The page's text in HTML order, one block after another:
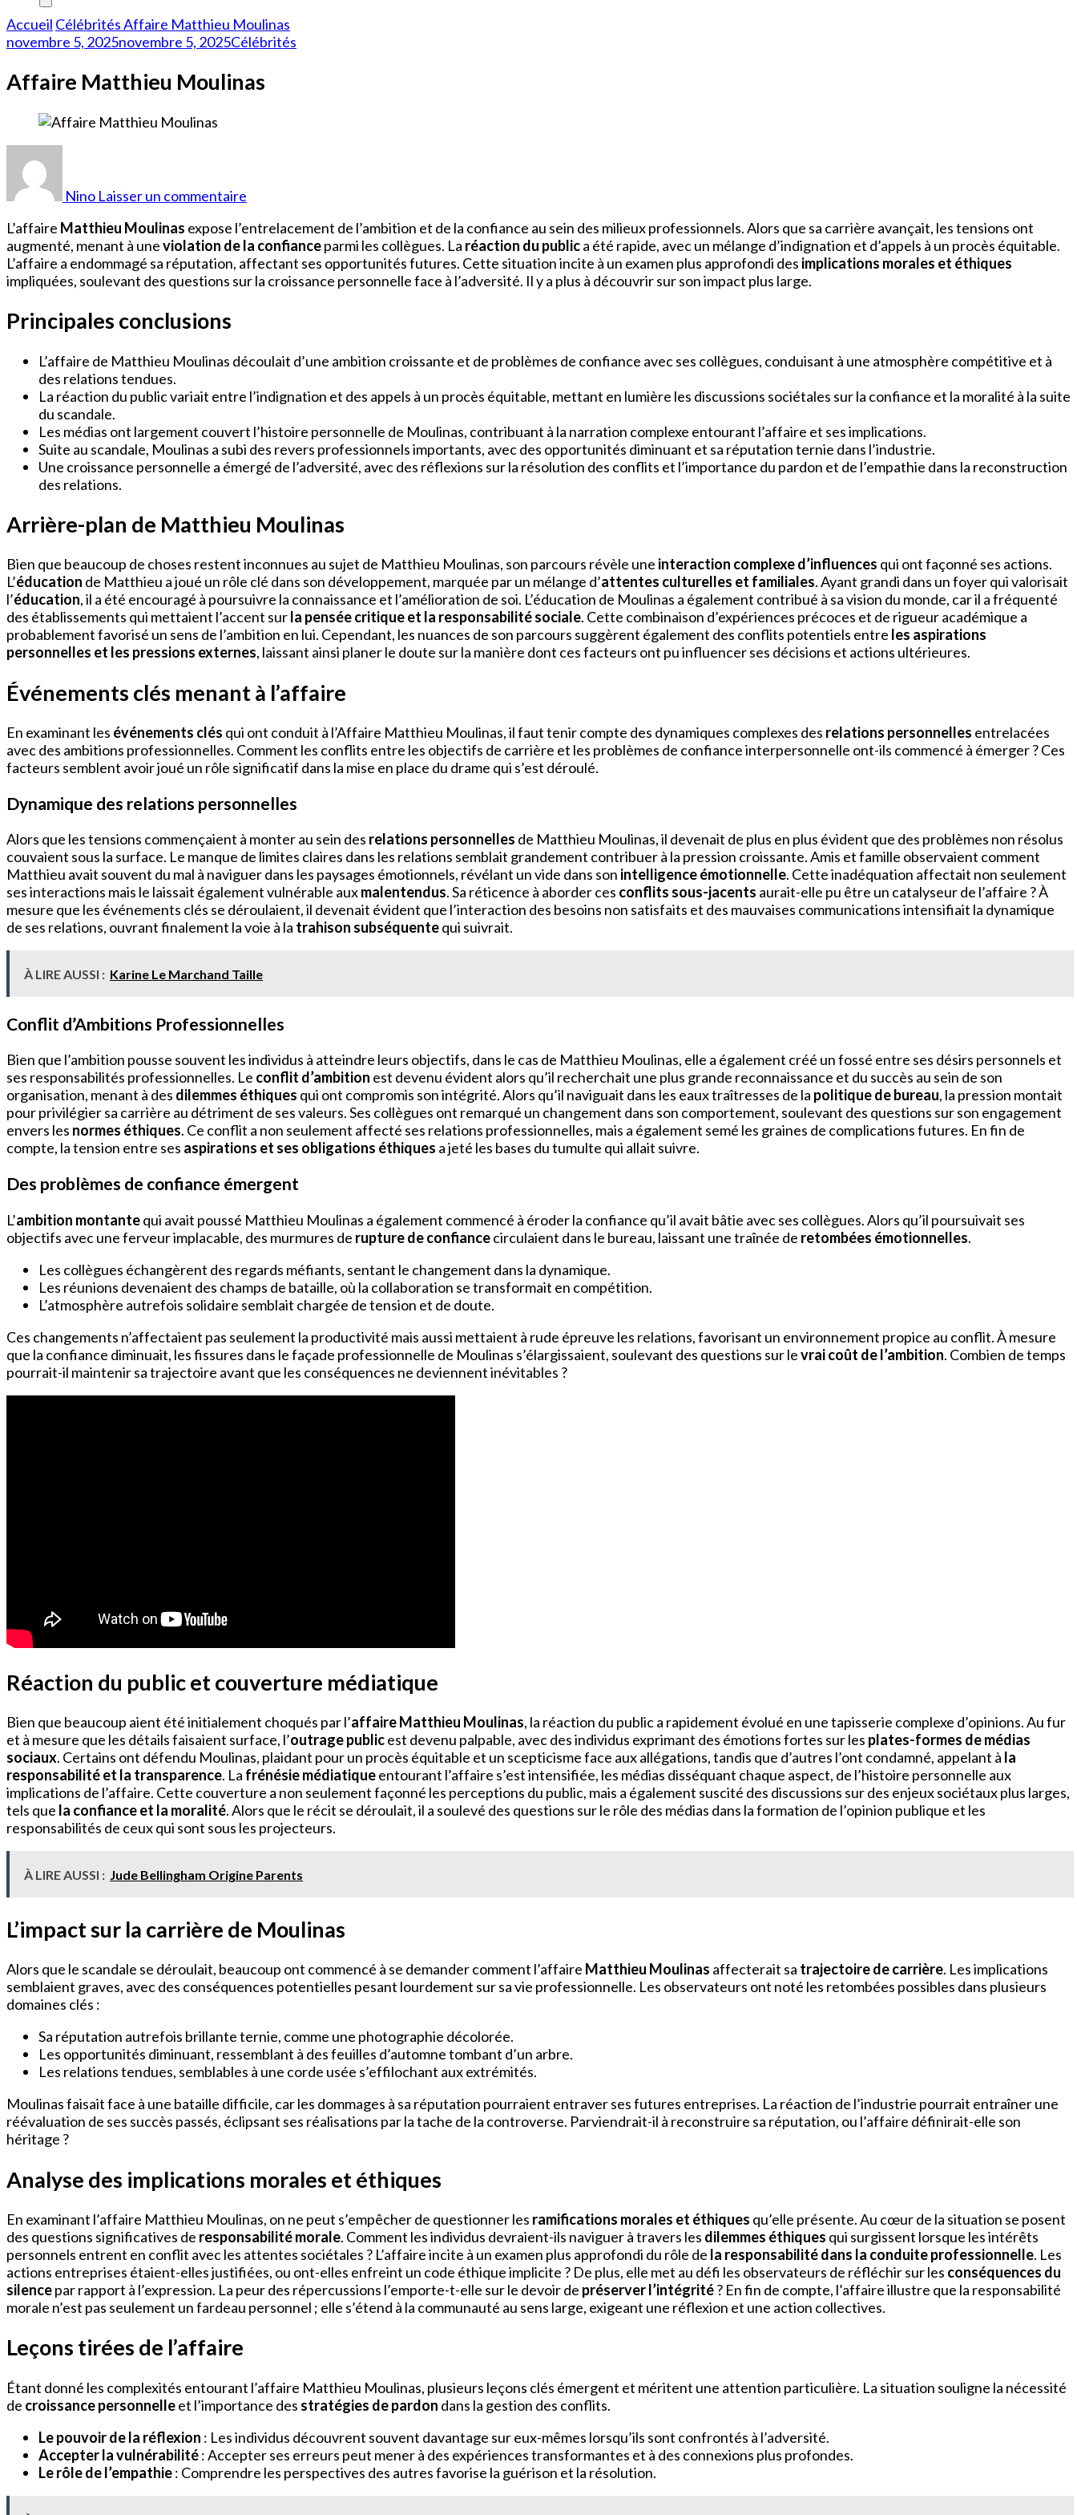
Accueil CélébritésAffaire Matthieu Moulinas
novembre 5, 2025novembre 5, 2025Célébrités
Affaire Matthieu Moulinas
Nino Laisser un commentaire
Moulinas
L’affaire Matthieu Moulinas expose l’entrelacement de l’ambition et de la confiance au sein des milieux professionnels. Alors que sa carrière avançait, les tensions ont
augmenté, menant à uneviolation de la confianceparmi les collègues. La réaction du publica été rapide, avec un mélange d’indignation et d’appels à un procès équitable.
L’affaire a endommagé sa réputation, affectant ses opportunités futures. Cette situation incite à un examen plus approfondi des implications morales et éthiques
impliquées, soulevant des questions sur la croissance personnelle face à l’adversité. Il y a plus à découvrir sur son impact plus large.
Principales conclusions
L’affaire de Matthieu Moulinas découlait d’une ambition croissante et de problèmes de confiance avec ses collègues, conduisant à une atmosphère compétitive et à
des relations tendues.
La réaction du public variait entre l’indignation et des appels à un procès équitable, mettant en lumière les discussions sociétales sur la confiance et la moralité à la suite
du scandale.
Les médias ont largement couvert l’histoire personnelle de Moulinas, contribuant à la narration complexe entourant l’affaire et ses implications.
Suite au scandale, Moulinas a subi des revers professionnels importants, avec des opportunités diminuant et sa réputation ternie dans l’industrie.
Une croissance personnelle a émergé de l’adversité, avec des réflexions sur la résolution des conflits et l’importance du pardon et de l’empathie dans la reconstruction
des relations.
Arrière-plan de Matthieu Moulinas
Bien que beaucoup de choses restent inconnues au sujet de Matthieu Moulinas, son parcours révèle une interaction complexe d’influences qui ont façonné ses actions.
L’éducation de Matthieu a joué un rôle clé dans son développement, marquée par un mélange d’attentes culturelles et familiales. Ayant grandi dans un foyer qui valorisait
l’éducation, il a été encouragé à poursuivre la connaissance et l’amélioration de soi. L’éducation de Moulinas a également contribué à sa vision du monde, car il a fréquenté
des établissements qui mettaient l’accent surla pensée critique et la responsabilité sociale. Cette combinaison d’expériences précoces et de rigueur académique a
probablement favorisé un sens de l’ambition en lui. Cependant, les nuances de son parcours suggèrent également des conflits potentiels entre les aspirations
personnelles et les pressions externes, laissant ainsi planer le doute sur la manière dont ces facteurs ont pu influencer ses décisions et actions ultérieures.
Événements clés menant à l’affaire
En examinant les événements clés qui ont conduit à l’Affaire Matthieu Moulinas, il faut tenir compte des dynamiques complexes des relations personnelles entrelacées
avec des ambitions professionnelles. Comment les conflits entre les objectifs de carrière et les problèmes de confiance interpersonnelle ont-ils commencé à émerger ? Ces
facteurs semblent avoir joué un rôle significatif dans la mise en place du drame qui s’est déroulé.
Dynamique des relations personnelles
Alors que les tensions commençaient à monter au sein des relations personnelles de Matthieu Moulinas, il devenait de plus en plus évident que des problèmes non résolus
couvaient sous la surface. Le manque de limites claires dans les relations semblait grandement contribuer à la pression croissante. Amis et famille observaient comment
Matthieu avait souvent du mal à naviguer dans les paysages émotionnels, révélant un vide dans son intelligence émotionnelle. Cette inadéquation affectait non seulement
ses interactions mais le laissait également vulnérable auxmalentendus. Sa réticence à aborder ces conflits sous-jacents aurait-elle pu être un catalyseur de l’affaire ? À
mesure que les événements clés se déroulaient, il devenait évident que l’interaction des besoins non satisfaits et des mauvaises communications intensifiait la dynamique
de ses relations, ouvrant finalement la voie à la trahison subséquentequi suivrait.
À LIRE AUSSI : Karine Le Marchand Taille
Conflit d’Ambitions Professionnelles
Bien que l’ambition pousse souvent les individus à atteindre leurs objectifs, dans le cas de Matthieu Moulinas, elle a également créé un fossé entre ses désirs personnels et
ses responsabilités professionnelles. Le conflit d’ambition est devenu évident alors qu’il recherchait une plus grande reconnaissance et du succès au sein de son
organisation, menant à des dilemmes éthiques qui ont compromis son intégrité. Alors qu’il naviguait dans les eaux traîtresses de la politique de bureau, la pression montait
pour privilégier sa carrière au détriment de ses valeurs. Ses collègues ont remarqué un changement dans son comportement, soulevant des questions sur son engagement
envers les normes éthiques. Ce conflit a non seulement affecté ses relations professionnelles, mais a également semé les graines de complications futures. En fin de
compte, la tension entre ses aspirations et ses obligations éthiques a jeté les bases du tumulte qui allait suivre.
Des problèmes de confiance émergent
L’ambition montantequi avait poussé Matthieu Moulinas a également commencé à éroder la confiance qu’il avait bâtie avec ses collègues. Alors qu’il poursuivait ses
objectifs avec une ferveur implacable, des murmures de rupture de confiancecirculaient dans le bureau, laissant une traînée de retombées émotionnelles.
Les collègues échangèrent des regards méfiants, sentant le changement dans la dynamique.
Les réunions devenaient des champs de bataille, où la collaboration se transformait en compétition.
L’atmosphère autrefois solidaire semblait chargée de tension et de doute.
Ces changements n’affectaient pas seulement la productivité mais aussi mettaient à rude épreuve les relations, favorisant un environnement propice au conflit. À mesure
que la confiance diminuait, les fissures dans le façade professionnelle de Moulinas s’élargissaient, soulevant des questions sur levrai coût de l’ambition. Combien de temps
pourrait-il maintenir sa trajectoire avant que les conséquences ne deviennent inévitables ?
Réaction du public et couverture médiatique
Bien que beaucoup aient été initialement choqués par l’affaire Matthieu Moulinas, la réaction du public a rapidement évolué en une tapisserie complexe d’opinions. Au fur
et à mesure que les détails faisaient surface, l’outrage publicest devenu palpable, avec des individus exprimant des émotions fortes sur les plates-formes de médias
sociaux. Certains ont défendu Moulinas, plaidant pour un procès équitable et un scepticisme face aux allégations, tandis que d’autres l’ont condamné, appelant à la
responsabilité et la transparence. La frénésie médiatiqueentourant l’affaire s’est intensifiée, les médias disséquant chaque aspect, de l’histoire personnelle aux
implications de l’affaire. Cette couverture a non seulement façonné les perceptions du public, mais a également suscité des discussions sur des enjeux sociétaux plus larges,
tels que la confiance et la moralité. Alors que le récit se déroulait, il a soulevé des questions sur le rôle des médias dans la formation de l’opinion publique et les
responsabilités de ceux qui sont sous les projecteurs.
À LIRE AUSSI : Jude Bellingham Origine Parents
L’impact sur la carrière de Moulinas
Alors que le scandale se déroulait, beaucoup ont commencé à se demander comment l’affaire Matthieu Moulinas affecterait sa trajectoire de carrière. Les implications
semblaient graves, avec des conséquences potentielles pesant lourdement sur sa vie professionnelle. Les observateurs ont noté les retombées possibles dans plusieurs
domaines clés :
Sa réputation autrefois brillante ternie, comme une photographie décolorée.
Les opportunités diminuant, ressemblant à des feuilles d’automne tombant d’un arbre.
Les relations tendues, semblables à une corde usée s’effilochant aux extrémités.
Moulinas faisait face à une bataille difficile, car les dommages à sa réputation pourraient entraver ses futures entreprises. La réaction de l’industrie pourrait entraîner une
réévaluation de ses succès passés, éclipsant ses réalisations par la tache de la controverse. Parviendrait-il à reconstruire sa réputation, ou l’affaire définirait-elle son
héritage ?
Analyse des implications morales et éthiques
En examinant l’affaire Matthieu Moulinas, on ne peut s’empêcher de questionner les ramifications morales et éthiques qu’elle présente. Au cœur de la situation se posent
des questions significatives de responsabilité morale. Comment les individus devraient-ils naviguer à travers les dilemmes éthiques qui surgissent lorsque les intérêts
personnels entrent en conflit avec les attentes sociétales ? L’affaire incite à un examen plus approfondi du rôle de la responsabilité dans la conduite professionnelle. Les
actions entreprises étaient-elles justifiées, ou ont-elles enfreint un code éthique implicite ? De plus, elle met au défi les observateurs de réfléchir sur les conséquences du
silencepar rapport à l’expression. La peur des répercussions l’emporte-t-elle sur le devoir de préserver l’intégrité? En fin de compte, l’affaire illustre que la responsabilité
morale n’est pas seulement un fardeau personnel ; elle s’étend à la communauté au sens large, exigeant une réflexion et une action collectives.
Leçons tirées de l’affaire
Étant donné les complexités entourant l’affaire Matthieu Moulinas, plusieurs leçons clés émergent et méritent une attention particulière. La situation souligne la nécessité
de croissance personnelleet l’importance des stratégies de pardon dans la gestion des conflits.
Le pouvoir de la réflexion : Les individus découvrent souvent davantage sur eux-mêmes lorsqu’ils sont confrontés à l’adversité.
Accepter la vulnérabilité: Accepter ses erreurs peut mener à des expériences transformantes et à des connexions plus profondes.
Le rôle de l’empathie: Comprendre les perspectives des autres favorise la guérison et la résolution.